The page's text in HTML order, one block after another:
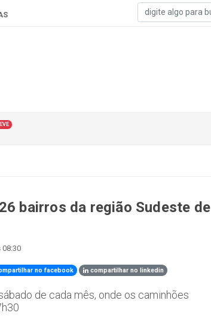
bairros da região Sudeste de
08:30
no facebook compartilhar no linkedin
de cada mês, onde os caminhões